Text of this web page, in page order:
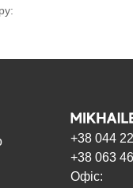
+38 044
+38 063
Офіс: